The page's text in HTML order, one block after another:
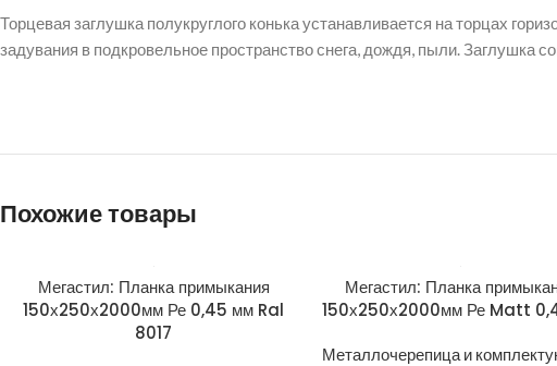
Торцевая заглушка полукруглого конька устанавливается на торцах
задувания в подкровельное пространство снега, дождя, пыли. Заглушка
Похожие товары
Мегастил: Планка примыкания
150х250х2000мм Ре 0,45 мм Ral
8017
Мегастил: Планка
150х250х2000мм Ре Matt
Металлочерепица и